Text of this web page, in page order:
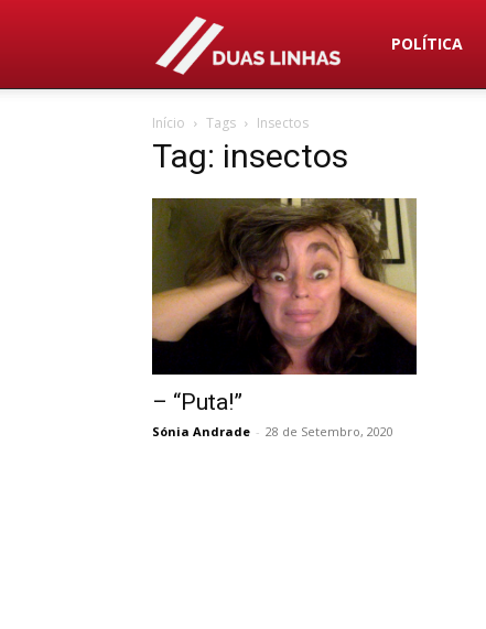
Duas
POLÍTICA
Início Tags Insectos
Tag: insectos
– “Puta!”
Sónia Andrade - 28 de Setembro, 2020